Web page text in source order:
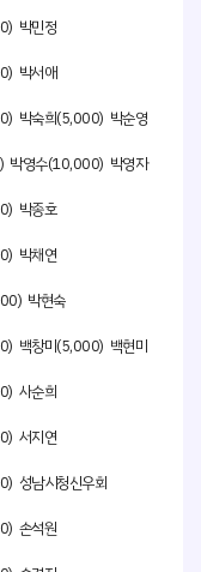
박민정
박서애
박숙희(5,000) 박순영
박영수(10,000) 박영자
박종호
박채연
박현숙
백창미(5,000) 백현미
사순희
서지연
성남시청신우회
손석원